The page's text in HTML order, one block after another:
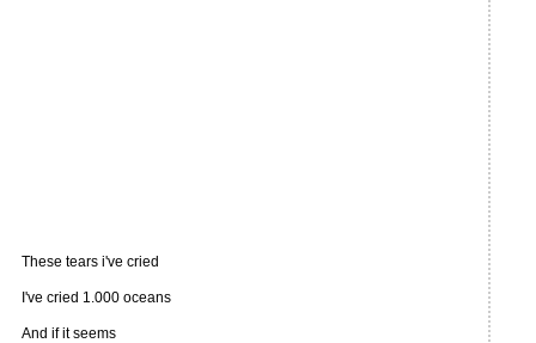
These tears i've cried
I've cried 1.000 oceans
And if it seems